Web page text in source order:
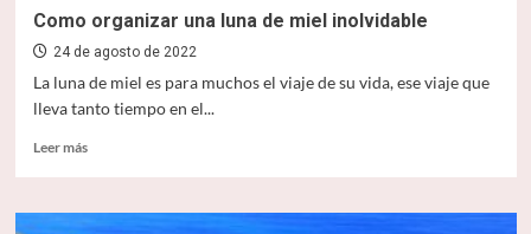
Como organizar una luna de miel inolvidable
24 de agosto de 2022
La luna de miel es para muchos el viaje de su vida, ese viaje que
lleva tanto tiempo en el...
Leer másLeer
Como